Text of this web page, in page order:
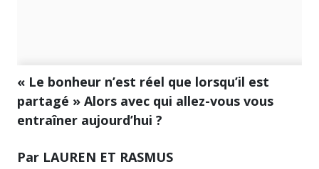
« Le bonheur n’est réel que lorsqu’il est
partagé » Alors avec qui allez-vous vous
entraîner aujourd’hui ?
Par LAUREN ET RASMUS